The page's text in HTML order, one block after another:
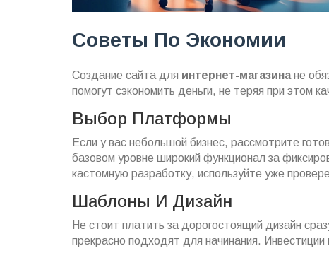
Советы По Экономии
Создание сайта для интернет-магазинане
помогут сэкономить деньги, не теряя при этом
Выбор Платформы
Если у вас небольшой бизнес, рассмотрите
базовом уровне широкий функционал за
кастомную разработку, используйте уже
Шаблоны И Дизайн
Не стоит платить за дорогостоящий дизайн
прекрасно подходят для начинания.